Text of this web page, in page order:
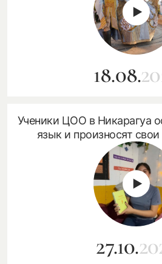
18.08.
Ученики ЦОО в Никарагуа
язык и произносят
27.10.